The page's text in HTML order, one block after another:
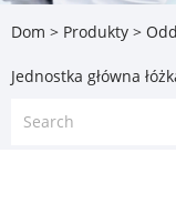
Dom > Produkty >
Jednostka główna